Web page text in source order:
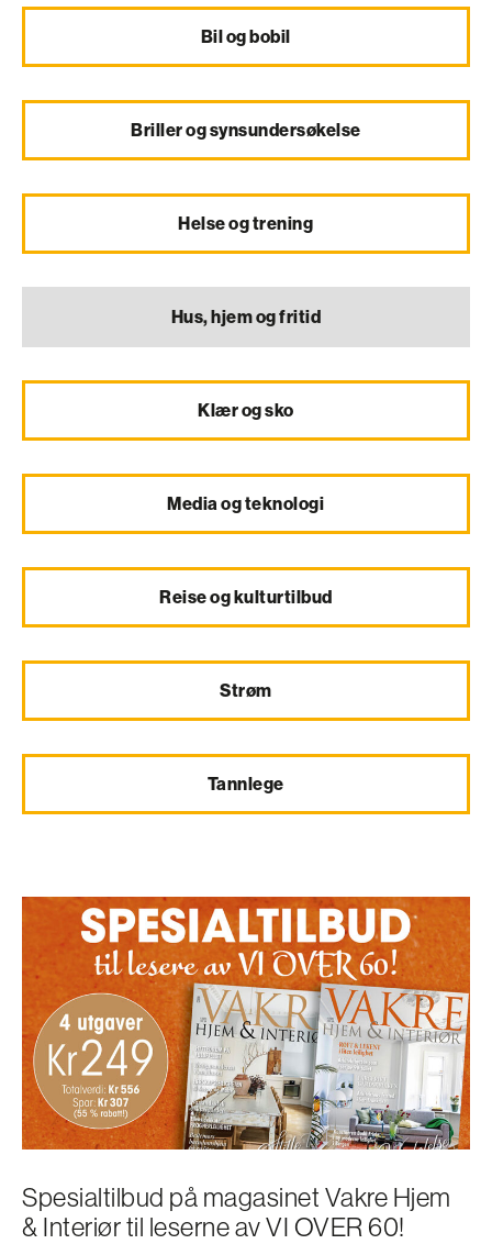
Bil og bobil
Briller og synsundersøkelse
Helse og trening
Hus, hjem og fritid
Klær og sko
Media og teknologi
Reise og kulturtilbud
Strøm
Tannlege
Spesialtilbud på magasinet Vakre Hjem
& Interiør til leserne av VI OVER 60!